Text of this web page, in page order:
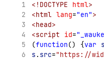
<!DOCTYPE html>
<html lang="en">
<head>
<script
id=
(function() {var s
s . src="https://